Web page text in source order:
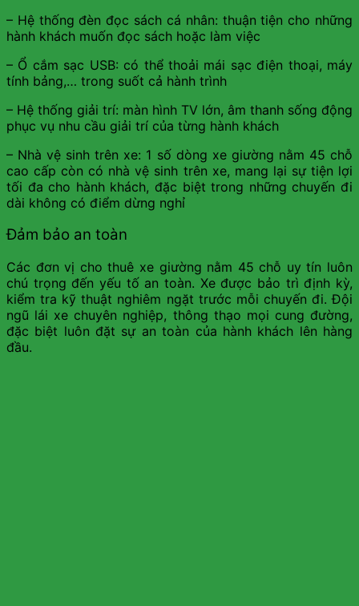
– Hệ thống đèn đọc sách cá nhân: thuận tiện cho những
hành khách muốn đọc sách hoặc làm việc
– Ổ cắm sạc USB: có thể thoải mái sạc điện thoại, máy
tính bảng,… trong suốt cả hành trình
– Hệ thống giải trí: màn hình TV lớn, âm thanh sống động
phục vụ nhu cầu giải trí của từng hành khách
– Nhà vệ sinh trên xe: 1 số dòng xe giường nằm 45 chỗ
cao cấp còn có nhà vệ sinh trên xe, mang lại sự tiện lợi
tối đa cho hành khách, đặc biệt trong những chuyến đi
dài không có điểm dừng nghỉ
Đảm bảo an toàn
Các đơn vị cho thuê xe giường nằm 45 chỗ uy tín luôn
chú trọng đến yếu tố an toàn. Xe được bảo trì định kỳ,
kiểm tra kỹ thuật nghiêm ngặt trước mỗi chuyến đi. Đội
ngũ lái xe chuyên nghiệp, thông thạo mọi cung đường,
đặc biệt luôn đặt sự an toàn của hành khách lên hàng
đầu.